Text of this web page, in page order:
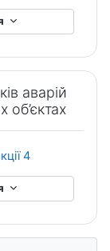
аварій
об’єктах
4